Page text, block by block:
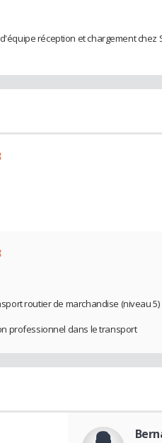
réception et chargement chez
routier de marchandise (niveau 5)
professionnel dans le transport